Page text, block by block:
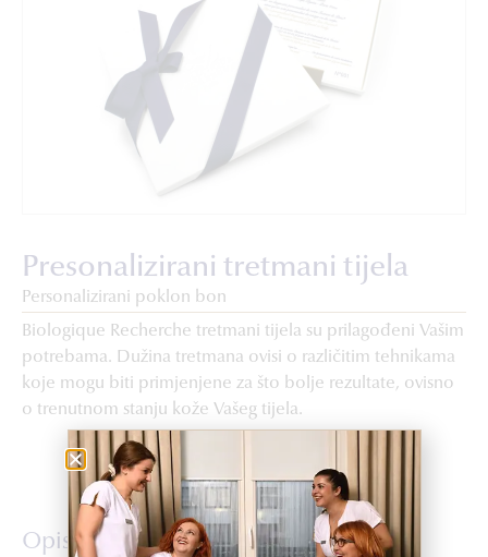
Presonalizirani tretmani tijela
Personalizirani poklon bon
Biologique Recherche tretmani tijela su prilagođeni Vašim
potrebama. Dužina tretmana ovisi o različitim tehnikama
koje mogu biti primjenjene za što bolje rezultate, ovisno
o trenutnom stanju kože Vašeg tijela.
Opis proizvoda